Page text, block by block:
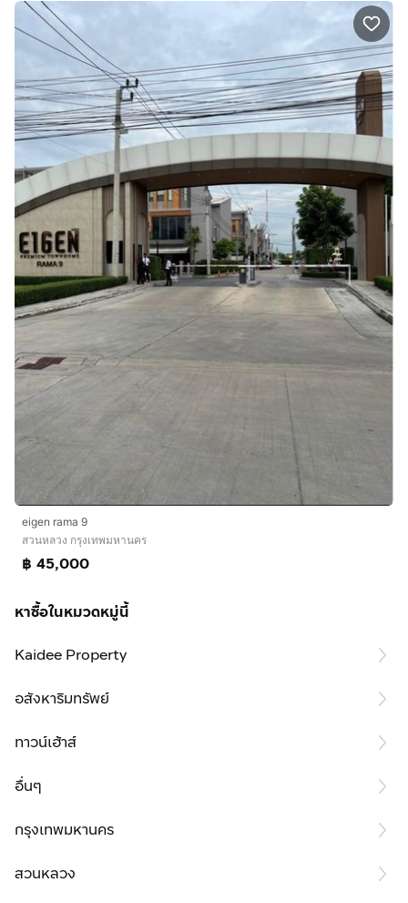
eigen rama 9
สวนหลวง กรุงเทพมหานคร
฿ 45,000
หาซื้อในหมวดหมู่นี้
Kaidee Property
อสังหาริมทรัพย์
ทาวน์เฮ้าส์
อื่นๆ
กรุงเทพมหานคร
สวนหลวง